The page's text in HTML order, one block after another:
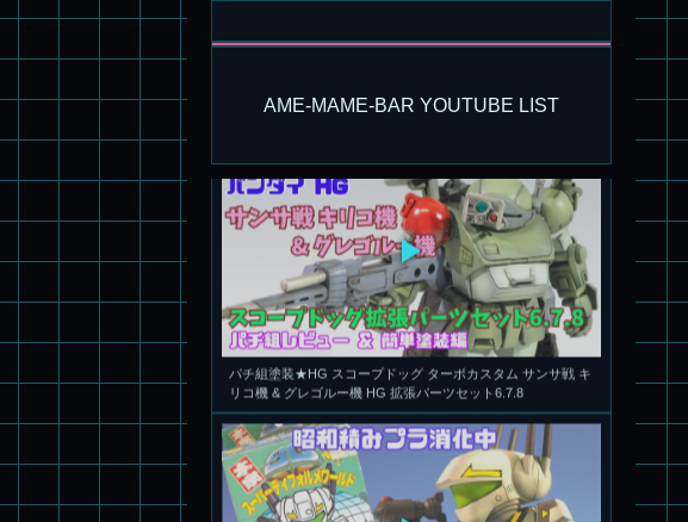
AME-MAME-BAR YOUTUBE LIST
パチ組塗装★HG スコープドッグ ターボカスタム サンサ戦 キ
リコ機 & グレゴルー機 HG 拡張パーツセット6.7.8